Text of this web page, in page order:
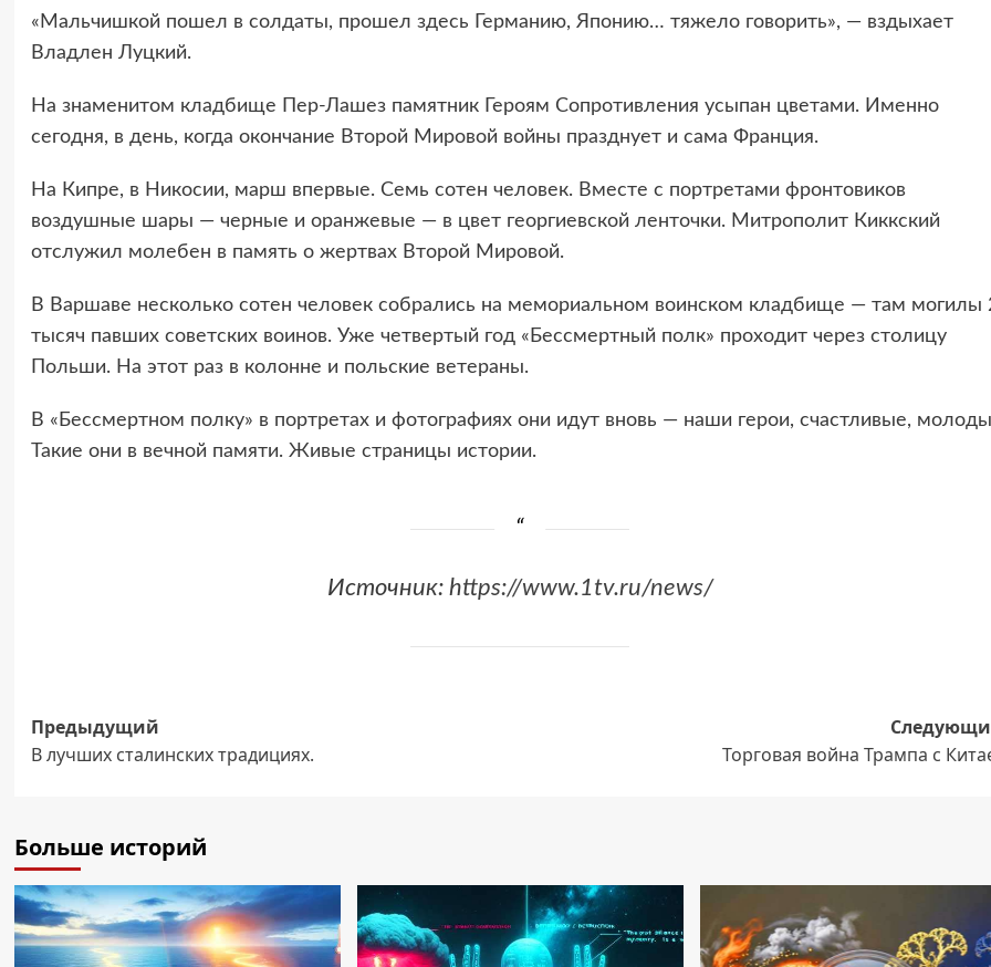
«Мальчишкой пошел в солдаты, прошел здесь Германию, Японию… тяжело говорить», — вздыхает
Владлен Луцкий.
На знаменитом кладбище Пер-Лашез памятник Героям Сопротивления усыпан цветами. Именно
сегодня, в день, когда окончание Второй Мировой войны празднует и сама Франция.
На Кипре, в Никосии, марш впервые. Семь сотен человек. Вместе с портретами фронтовиков
воздушные шары — черные и оранжевые — в цвет георгиевской ленточки. Митрополит Киккский
отслужил молебен в память о жертвах Второй Мировой.
В Варшаве несколько сотен человек собрались на мемориальном воинском кладбище — там могилы
тысяч павших советских воинов. Уже четвертый год «Бессмертный полк» проходит через столицу
Польши. На этот раз в колонне и польские ветераны.
В «Бессмертном полку» в портретах и фотографиях они идут вновь — наши герои, счастливые,
Такие они в вечной памяти. Живые страницы истории.
Источник: https://www.1tv.ru/news/
Навигация
записи
Предыдущий
В лучших сталинских традициях.
Торговая война Трампа с
Больше историй